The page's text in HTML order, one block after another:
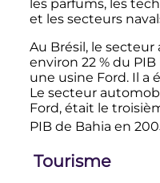
les parfums, les
et les secteurs
Au Brésil, le
environ 22 % du
une usine Ford. Il a
Le secteur
Ford, était le
PIB de Bahia en
Tourisme